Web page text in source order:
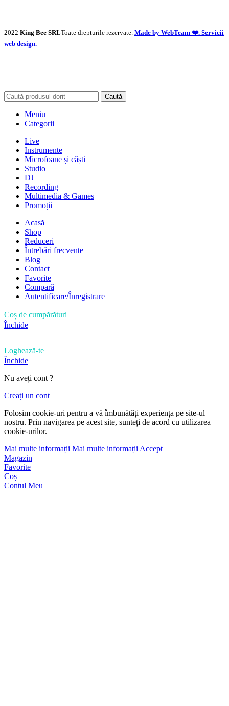
2022 King Bee SRLToate drepturile rezervate. Made by WebTeam ❤️. Servicii
web design.
Caută
Meniu
Categorii
Live
Instrumente
Microfoane și căști
Studio
DJ
Recording
Multimedia & Games
Promoții
Acasă
Shop
Reduceri
Întrebări frecvente
Blog
Contact
Favorite
Compară
Autentificare/Înregistrare
Coș de cumpărături
Închide
Loghează-te
Închide
Nu aveți cont ?
Creați un cont
Folosim cookie-uri pentru a vă îmbunătăți experiența pe site-ul
nostru. Prin navigarea pe acest site, sunteți de acord cu utilizarea
cookie-urilor.
Mai multe informații Mai multe informațiiAccept
Magazin
Favorite
Coș
Contul Meu